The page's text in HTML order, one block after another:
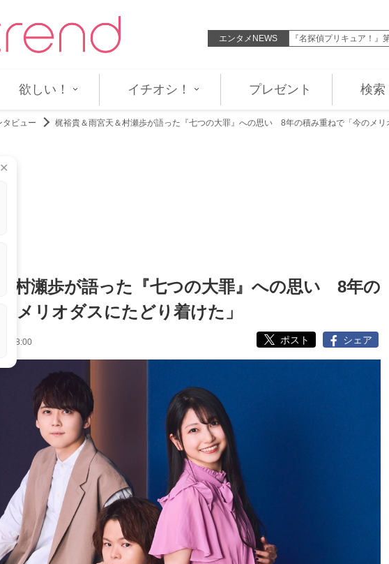
エンタメNEWS
ー オメガホーン』第3話「味わえ！怒りのタッグバト… 『名探偵プリキュア！
欲しい！ イチオシ！ プレゼント 検索
タビュー 梶裕貴＆雨宮天＆村瀬歩が語った『七つの大罪』への思い 8年の積み重ねで「今のメリ
✕
＆村瀬歩が語った『七つの大罪』への思い 8年の
メリオダスにたどり着けた」
18:00 ポスト シェア